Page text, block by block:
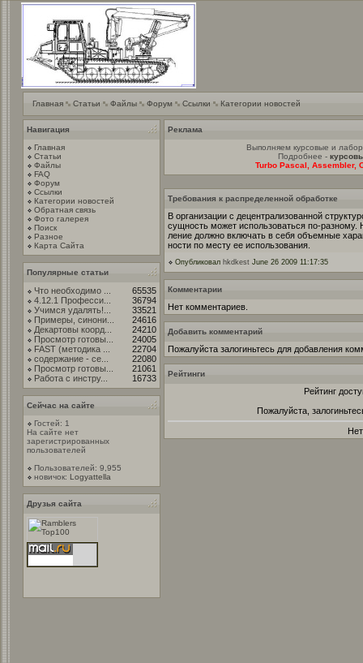
Главная Статьи Файлы Форум Ссылки Категории новостей
Навигация
Главная
Статьи
Файлы
FAQ
Форум
Ссылки
Категории новостей
Обратная связь
Фото галерея
Поиск
Разное
Карта Сайта
Популярные статьи
Что необходимо ...
65535
4.12.1 Професси...
36794
Учимся удалять!...
33521
Примеры, синони...
24616
Декартовы коорд...
24210
Просмотр готовы...
24005
FAST (методика ...
22704
содержание - се...
22080
Просмотр готовы...
21061
Работа с инстру...
16733
Сейчас на сайте
Гостей: 1
На сайте нет
зарегистрированных
пользователей
Пользователей: 9,955
новичок: Logyattella
Друзья сайта
Реклама
Выполняем курсовые и
Подробнее -
Turbo Pascal, Assembler,
Требования к распределенной обработке
В организации с децентрализованной
сущность может использоваться по-разному.
ление должно включать в себя объемные
ности по месту ее использования.
Опубликовал hkdkest June 26 2009 11:17:35
Комментарии
Нет комментариев.
Добавить комментарий
Пожалуйста залогиньтесь для добавления
Рейтинги
Рейтинг
Пожалуйста,